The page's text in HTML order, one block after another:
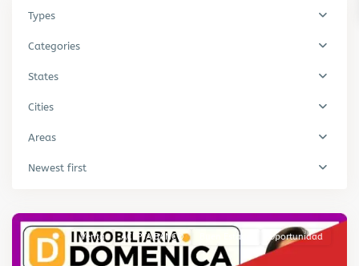
Types
Categories
States
Cities
Areas
Newest first
Venta ACEPTA BANCO Buen Estado Oportunidad